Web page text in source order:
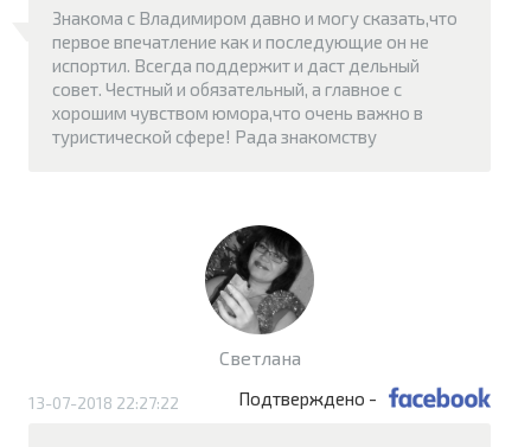
Знакома с Владимиром давно и могу сказать,что
первое впечатление как и последующие он не
испортил. Всегда поддержит и даст дельный
совет. Честный и обязательный, а главное с
хорошим чувством юмора,что очень важно в
туристической сфере! Рада знакомству
Светлана
Подтверждено -
13-07-2018 22:27:22